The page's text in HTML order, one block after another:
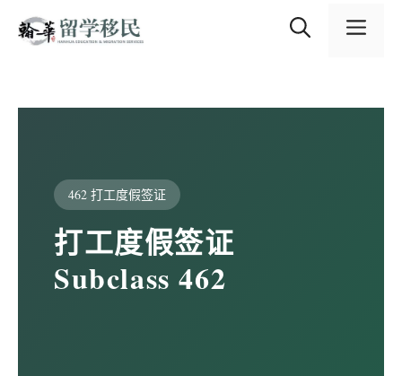
菜
462 打工度假签证
打工度假签证
Subclass 462